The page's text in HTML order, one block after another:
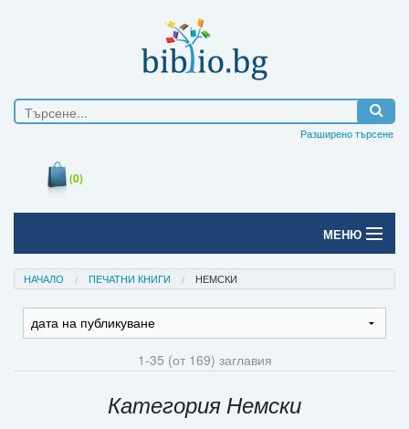
Разширено търсене
(0)
МЕНЮ
Начало
Печатни книги
НАЧАЛО ПЕЧАТНИ КНИГИ НЕМСКИ
1-35 (от 169) заглавия
Категория Немски